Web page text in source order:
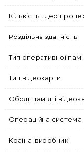
Кількість ядер
Роздільна здатність
Тип оперативної
Тип відеокарти
Обсяг пам'яті
Операційна система
Країна-виробник